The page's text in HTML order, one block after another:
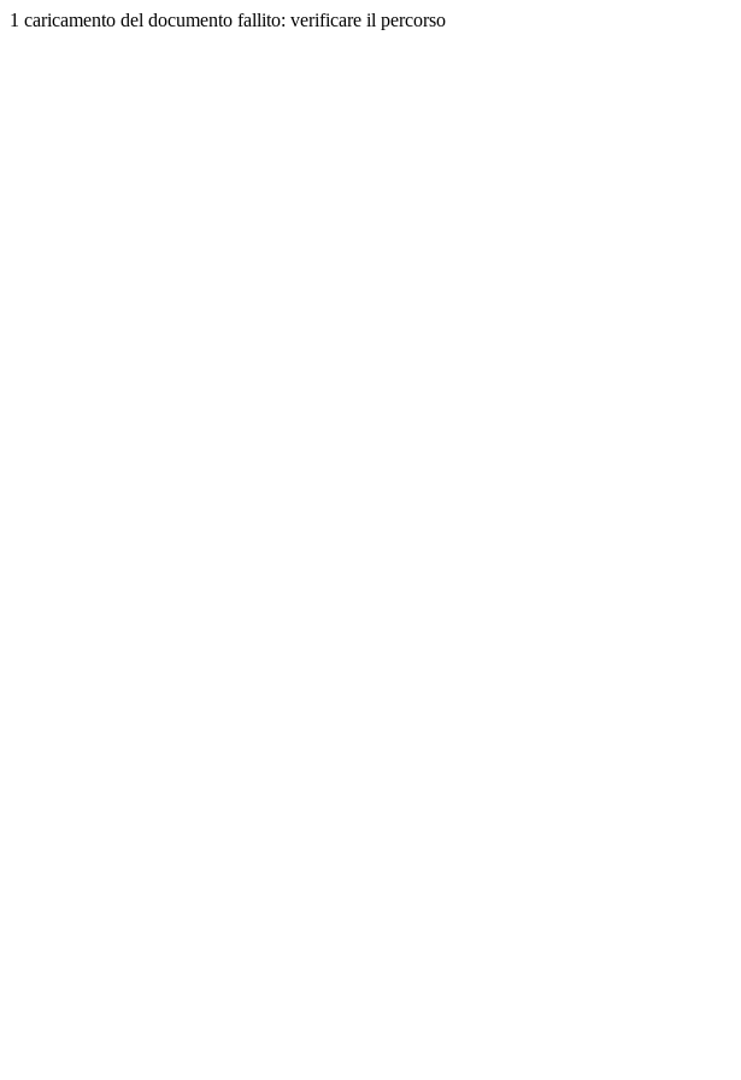
1 caricamento del documento fallito: verificare il percorso